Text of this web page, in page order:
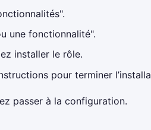
une fonctionnalité".
installer le rôle.
pour terminer
passer à la configuration.